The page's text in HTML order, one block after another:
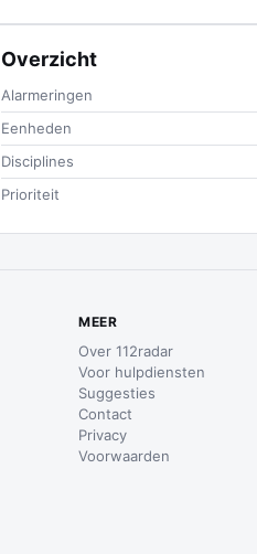
Overzicht
Alarmeringen
Eenheden
Disciplines
Prioriteit
MEER
Over 112radar
Voor hulpdiensten
Suggesties
Contact
Privacy
Voorwaarden